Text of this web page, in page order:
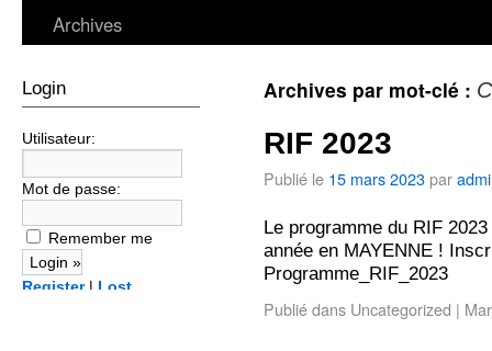
Archives
Login
Utilisateur:
Mot de passe:
Remember me
Register| Lost
Archives par mot-clé :
RIF 2023
Publié le 15 mars 2023par
Le programme du RIF
année en MAYENNE !
Programme_RIF_2023
Publié dans Uncategorized |